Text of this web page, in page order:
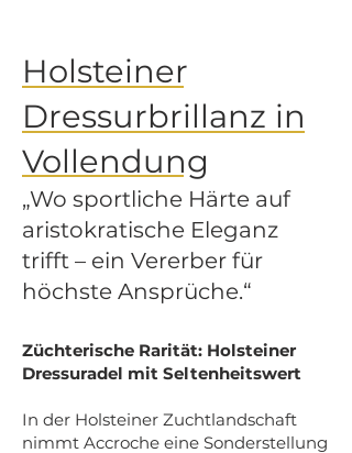
Holsteiner
Dressurbrillanz in
Vollendung
„Wo sportliche Härte auf
aristokratische Eleganz
trifft – ein Vererber für
höchste Ansprüche.“
Züchterische Rarität: Holsteiner
Dressuradel mit Seltenheitswert
In der Holsteiner Zuchtlandschaft
nimmt Accroche eine Sonderstellung